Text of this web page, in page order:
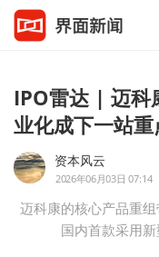
IPO雷达 | 迈科
业化成下一站重
资本风云
2026年06月03日 07:14
迈科康的核心产品重
国内首款采用新